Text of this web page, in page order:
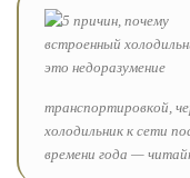
транспортировкой,
холодильник к сети
времени года —